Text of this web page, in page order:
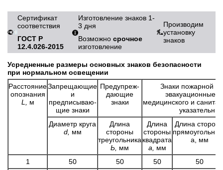
Сертификат
соответствия
ГОСТ Р
12.4.026-2015
Изготовление знаков 1-
3 дня
Возможно срочное
изготовление
Производим
установку
знаков
Усредненные размеры основных знаков безопасности
при нормальном освещении
Расстояние
опознания
L,
м
Запрещающие
и
предписываю­
щие знаки
Предупреж­
дающие
знаки
Знаки пожарной
эвакуационные
медицинского и
Диаметр круга
d, мм
Длина
стороны
треугольника
Ь, мм
Длина
стороны
квадрата
а,
мм
Длина
а, мм
1 50 50 50
50